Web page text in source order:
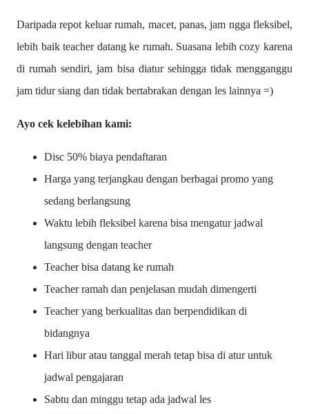
Daripada repot keluar rumah, macet, panas, jam ngga fleksibel,
lebih baik teacher datang ke rumah. Suasana lebih cozy karena
di rumah sendiri, jam bisa diatur sehingga tidak mengganggu
jam tidur siang dan tidak bertabrakan dengan les lainnya =)
Ayo cek kelebihan kami:
Disc 50% biaya pendaftaran
Harga yang terjangkau dengan berbagai promo yang
sedang berlangsung
Waktu lebih fleksibel karena bisa mengatur jadwal
langsung dengan teacher
Teacher bisa datang ke rumah
Teacher ramah dan penjelasan mudah dimengerti
Teacher yang berkualitas dan berpendidikan di
bidangnya
Hari libur atau tanggal merah tetap bisa di atur untuk
jadwal pengajaran
Sabtu dan minggu tetap ada jadwal les